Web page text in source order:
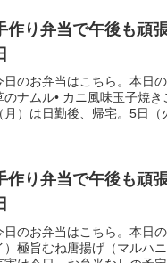
作り弁当で午後も頑
日のお弁当はこちら。本日
のナムル• カニ風味玉子焼
（月）は日勤後、帰宅。5日
作り弁当で午後も頑
日のお弁当はこちら。本日
）極旨むね唐揚げ（マルハ